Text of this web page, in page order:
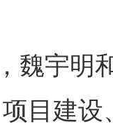
宇明和
目建